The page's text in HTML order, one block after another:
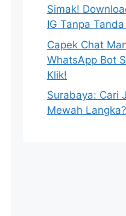
Simak!
IG Tanpa
Capek Chat
WhatsApp Bot
Klik!
Surabaya: Cari
Mewah